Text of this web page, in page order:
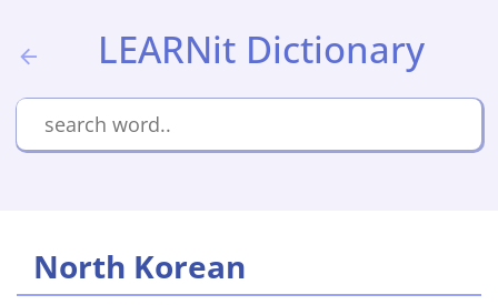
LEARNit Dictionary
North Korean